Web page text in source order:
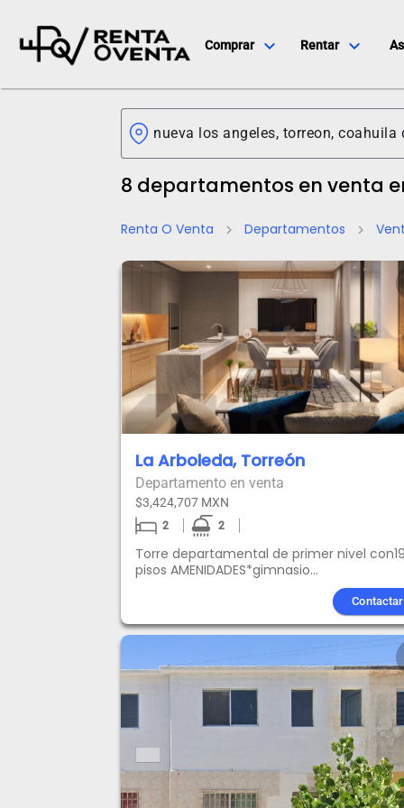
Comprar expand_more Rentar expand_more
8 departamentos en venta
Renta O Venta chevron_right Departamentos chevron_right
La Arboleda, Torreón
Departamento en venta
$3,424,707 MXN
2 2
Torre departamental de primer nivel con19
pisos AMENIDADES*gimnasio
de usos múltiples*alberca*sky bar
Contactar